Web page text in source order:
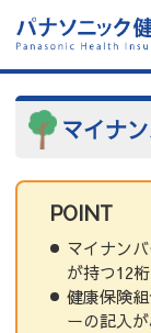
マイナ
POINT
マイナン
が持つ12
健康保険
ーの記入